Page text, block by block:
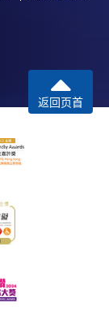
返回页首